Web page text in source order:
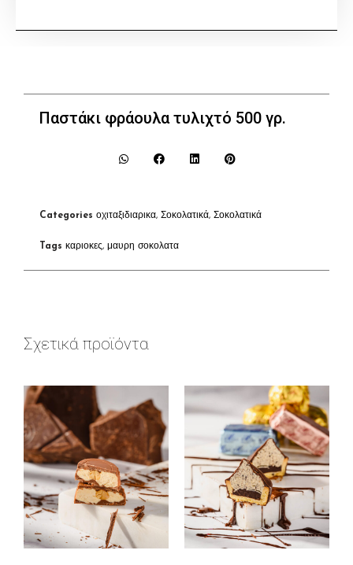
Παστάκι φράουλα τυλιχτό 500 γρ.
Categories οχιταξιδιαρικα, Σοκολατικά, Σοκολατικά
Tags καριοκες, μαυρη σοκολατα
Σχετικά προϊόντα